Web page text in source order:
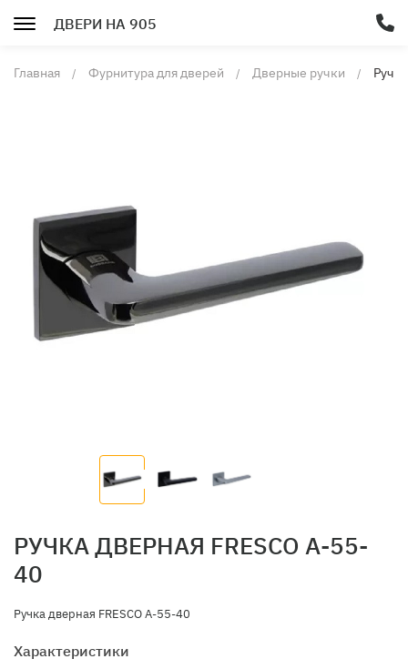
ДВЕРИ НА 905
Главная Фурнитура для дверей Дверные ручки
Ручка
РУЧКА ДВЕРНАЯ FRESCO A-55-
40
Ручка дверная FRESCO A-55-40
Характеристики